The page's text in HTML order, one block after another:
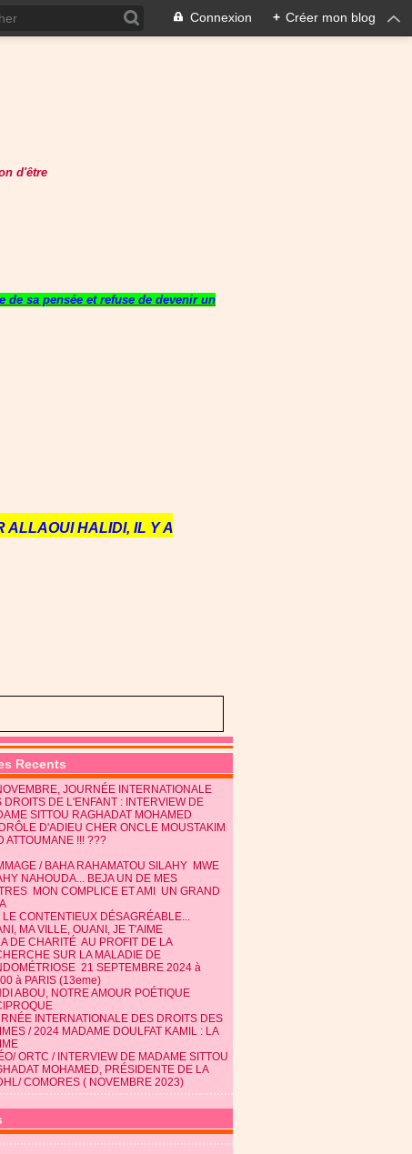
Connexion + Créer mon blog
d'être
sa pensée et refuse de devenir un
ALLAOUI HALIDI, IL Y A
Recents
JOURNÉE INTERNATIONALE
DROITS DE L'ENFANT : INTERVIEW DE
SITTOU RAGHADAT MOHAMED
D'ADIEU CHER ONCLE MOUSTAKIM
ATTOUMANE !!! ???
/ BAHA RAHAMATOU SILAHY MWE
NAHOUDA... BEJA UN DE MES
MON COMPLICE ET AMI UN GRAND
LE CONTENTIEUX DÉSAGRÉABLE...
MA VILLE, OUANI, JE T'AIME
DE CHARITÉ AU PROFIT DE LA
SUR LA MALADIE DE
21 SEPTEMBRE 2024 à
à PARIS (13eme)
ABOU, NOTRE AMOUR POÉTIQUE
INTERNATIONALE DES DROITS DES
/ 2024 MADAME DOULFAT KAMIL : LA
ORTC / INTERVIEW DE MADAME SITTOU
MOHAMED, PRÉSIDENTE DE LA
COMORES ( NOVEMBRE 2023)